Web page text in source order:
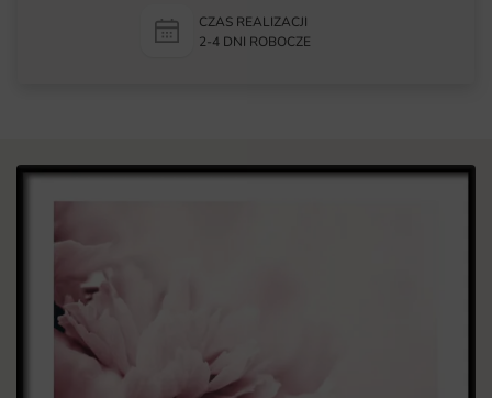
CZAS REALIZACJI
2-4 DNI ROBOCZE